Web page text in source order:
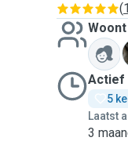
(
Actief
5
Laatst
3